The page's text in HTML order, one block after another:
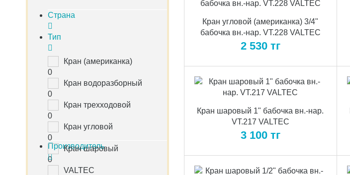
Страна
Тип
Кран (американка)
0
Кран водоразборный
0
Кран трехходовой
0
Кран угловой
0
Кран шаровый
0
Производитель
VALTEC
Кран угловой (американка) 3/4"
бабочка вн.-нар. VT.228 VALTEC
2 530 тг
Кран шаровый 1" бабочка вн.-нар.
VT.217 VALTEC
3 100 тг